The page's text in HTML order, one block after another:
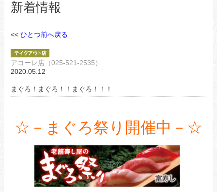
新着情報
<< ひとつ前へ戻る
アコーレ店（025-521-2535）
2020.05.12
まぐろ！まぐろ！！まぐろ！！！
☆－まぐろ祭り開催中－☆